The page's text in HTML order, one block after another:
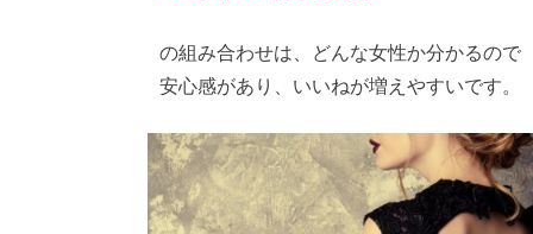
の組み合わせは、どんな女性か分かるので
安心感があり、いいねが増えやすいです。